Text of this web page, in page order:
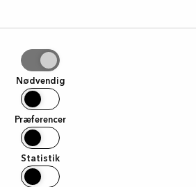
Nødvendig
Præferencer
Statistik